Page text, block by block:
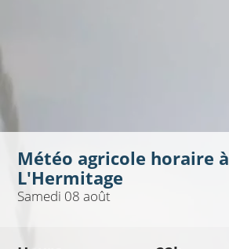
Météo agricole horaire à
L'Hermitage
Samedi 08 août